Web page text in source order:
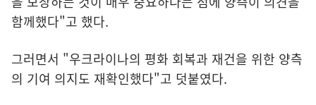
함께했다"고 했다.
그러면서 "우크라이나의 평화 회복과 재건을 위한 양측
의 기여 의지도 재확인했다"고 덧붙였다.